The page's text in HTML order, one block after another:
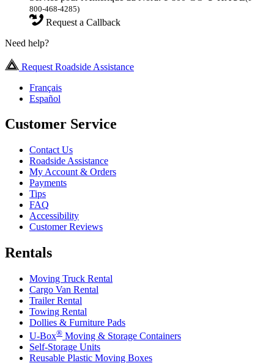
800-468-4285)
Request a Callback
Need help?
Request Roadside Assistance
Français
Español
Customer Service
Contact Us
Roadside Assistance
My Account & Orders
Payments
Tips
FAQ
Accessibility
Customer Reviews
Rentals
Moving Truck Rental
Cargo Van Rental
Trailer Rental
Towing Rental
Dollies & Furniture Pads
U-Box® Moving & Storage Containers
Self-Storage Units
Reusable Plastic Moving Boxes